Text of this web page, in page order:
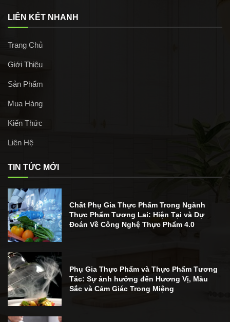
LIÊN KẾT NHANH
Trang Chủ
Giới Thiệu
Sản Phẩm
Mua Hàng
Kiến Thức
Liên Hệ
TIN TỨC MỚI
Chất Phụ Gia Thực Phẩm Trong Ngành
Thực Phẩm Tương Lai: Hiện Tại và Dự
Đoán Về Công Nghệ Thực Phẩm 4.0
Phụ Gia Thực Phẩm và Thực Phẩm Tương
Tác: Sự ảnh hưởng đến Hương Vị, Màu
Sắc và Cảm Giác Trong Miệng